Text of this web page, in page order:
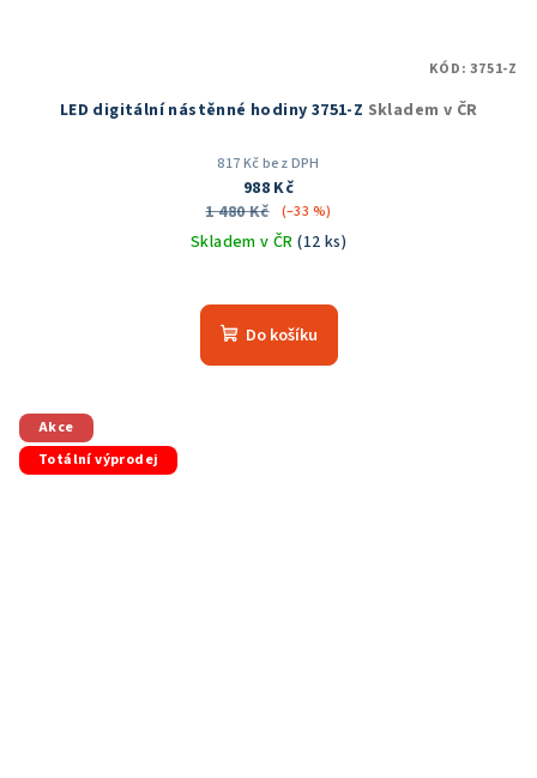
LED digitální nástěnné hodiny 3751-Z Skladem v ČR
817 Kč bez DPH
988 Kč
1 480 Kč
(–33 %)
Skladem v ČR(12 ks)
hodnocení
produktu
Do košíku
KÓD:3751-Z
Akce
Totální výprodej